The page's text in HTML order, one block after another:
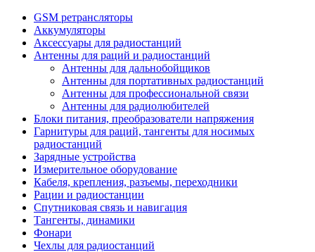
GSM ретрансляторы
Аккумуляторы
Аксессуары для радиостанций
Антенны для раций и радиостанций
Антенны для дальнобойщиков
Антенны для портативных радиостанций
Антенны для профессиональной связи
Антенны для радиолюбителей
Блоки питания, преобразователи напряжения
Гарнитуры для раций, тангенты для носимых
радиостанций
Зарядные устройства
Измерительное оборудование
Кабеля, крепления, разъемы, переходники
Рации и радиостанции
Спутниковая связь и навигация
Тангенты, динамики
Фонари
Чехлы для радиостанций